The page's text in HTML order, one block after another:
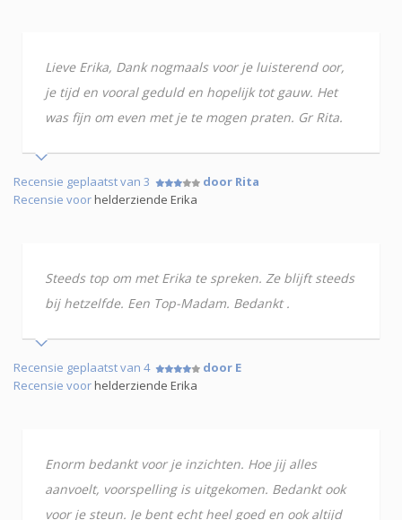
Lieve Erika, Dank nogmaals voor je luisterend oor,
je tijd en vooral geduld en hopelijk tot gauw. Het
was fijn om even met je te mogen praten. Gr Rita.
Recensie geplaatst van 3
door Rita
Recensie voorhelderziende Erika
Steeds top om met Erika te spreken. Ze blijft steeds
bij hetzelfde. Een Top-Madam. Bedankt .
Recensie geplaatst van 4
door E
Recensie voorhelderziende Erika
Enorm bedankt voor je inzichten. Hoe jij alles
aanvoelt, voorspelling is uitgekomen. Bedankt ook
voor je steun. Je bent echt heel goed en ook altijd